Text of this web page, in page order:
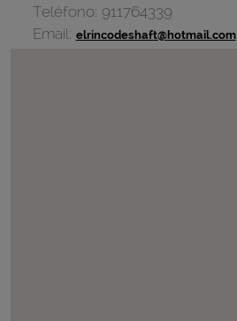
Teléfono: 911764339
Email: elrincodeshaft@hotmail.com